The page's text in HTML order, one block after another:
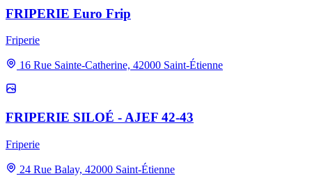
FRIPERIE Euro Frip
Friperie
16 Rue Sainte-Catherine, 42000 Saint-Étienne
FRIPERIE SILOÉ - AJEF 42-43
Friperie
24 Rue Balay, 42000 Saint-Étienne